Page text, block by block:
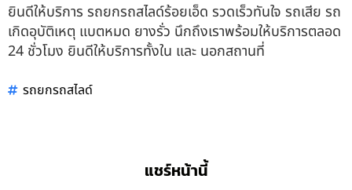
ยินดีให้บริการ รถยกรถสไลด์ร้อยเอ็ด รวดเร็วทันใจ รถเสีย รถ
เกิดอุบัติเหตุ แบตหมด ยางรั่ว นึกถึงเราพร้อมให้บริการตลอด
24 ชั่วโมง ยินดีให้บริการทั้งใน และ นอกสถานที่
รถยกรถสไลด์
แชร์หน้านี้